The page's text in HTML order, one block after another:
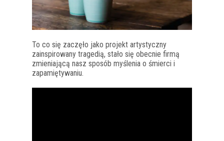
To co się zaczęło jako projekt artystyczny
zainspirowany tragedią, stało się obecnie firmą
zmieniającą nasz sposób myślenia o śmierci i
zapamiętywaniu.